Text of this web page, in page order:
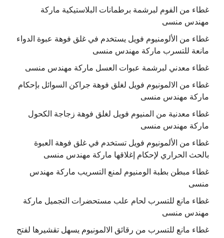
غطاء من الفوم لبرشمة برطمانات البلاستيكية ماركة
مهندس منسى
غطاء من الألومنيوم فويل يستخدم في غلق فوهة عبوة الدواء
مانعة للتسرب ماركة مهندس منسى
غطاء معدني لبرشمة عبوات العسل ماركة مهندس منسى
غطاء من الالمونيوم فويل لغلق فوهة جراكن السوائل بإحكام
ماركة مهندس منسى
غطاء معدنية من المنيوم فويل لغلق فوهة زجاجة الكحول
ماركة مهندس منسى
غطاء من الألمونيوم فويل تستخدم في غلق فوهة العبوة
بالحث الحراري لإحكام إغلاقها ماركة مهندس منسى
غطاء مبطن بطبة الومنيوم لمنع التسريب ماركة مهندس
منسى
غطاء مانع للتسرب لحام علب مستحضرات التجميل ماركة
مهندس منسى
غطاء مانع للتسرب من رقائق الالمونيوم يسهل تقشيرها لفتح